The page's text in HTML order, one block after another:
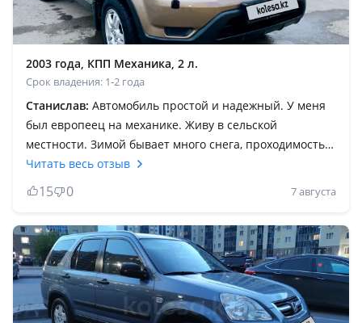
2003 года, КПП Механика, 2 л.
Срок владения: 1-2 года
Станислав: Автомобиль простой и надежный. У меня
был европеец на механике. Живу в сельской
местности. Зимой бывает много снега, проходимость и
управляемость отличная, ни разу не подвел.
Обслуживание не дорогое, все запчасти можно найти
без проблем. При таких габаритах и проходимости
расход топлива по трассе 9, 8 л в городе с
кондиционером 12 л. Хотя машине более 20 лет, вся
электроника работает. Есть даже боковые шторки
безопастности. Вообщем кто ищет практичный
семейный автомобиль самое то. Берите не пожалеете.
Читать весь отзыв
15 0 7 августа